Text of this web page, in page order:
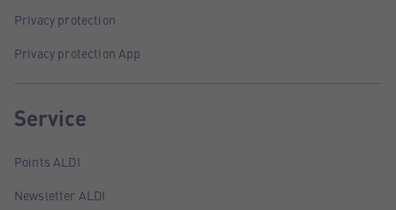
Privacy protection
Privacy protection App
Service
Points ALDI
Newsletter ALDI